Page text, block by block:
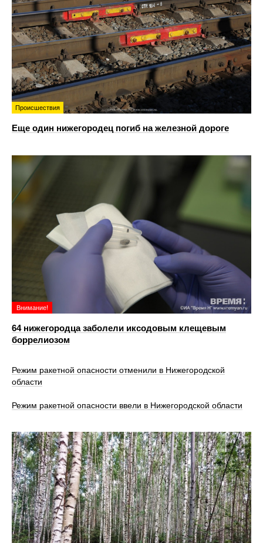
Происшествия
Еще один нижегородец погиб на железной дороге
Внимание!
64 нижегородца заболели иксодовым клещевым
боррелиозом
Режим ракетной опасности отменили в Нижегородской
области
Режим ракетной опасности ввели в Нижегородской области